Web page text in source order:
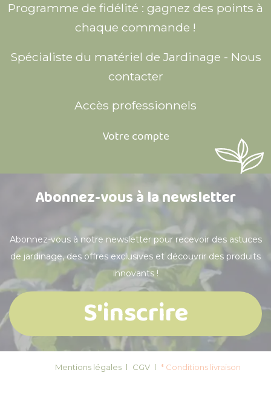
Programme de fidélité : gagnez des points à
chaque commande !
Spécialiste du matériel de Jardinage - Nous
contacter
Accès professionnels
Votre compte
Abonnez-vous à la newsletter
Abonnez-vous à notre newsletter pour recevoir des astuces
de jardinage, des offres exclusives et découvrir des produits
innovants !
S'inscrire
Mentions légales CGV * Conditions livraison